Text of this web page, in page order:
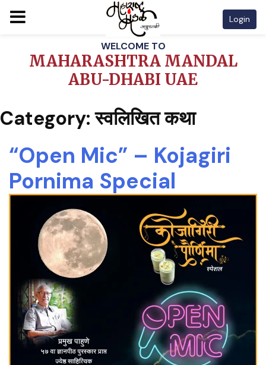
content
WELCOME TO
MAHARASHTRA MANDAL
ABU-DHABI UAE
Login
Category:स्वलिखित कथा
“Open Mic” – Kojagiri
Pornima Special